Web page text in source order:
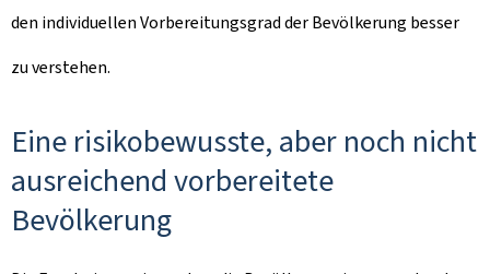
den individuellen Vorbereitungsgrad der Bevölkerung besser
zu verstehen.
Eine risikobewusste, aber noch nicht
ausreichend vorbereitete
Bevölkerung